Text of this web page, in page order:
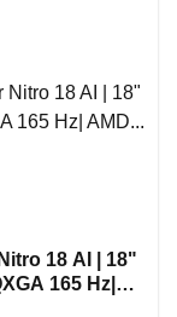
18 AI | 18"
165 Hz|